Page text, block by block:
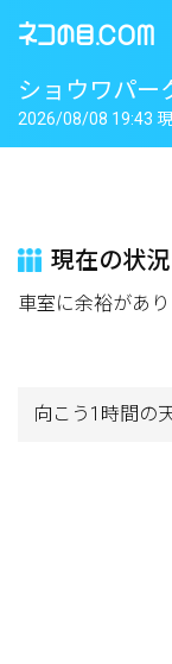
ショウワパー
2026/08/08 19:43
現在の状況
車室に余裕があ
向こう1時間の